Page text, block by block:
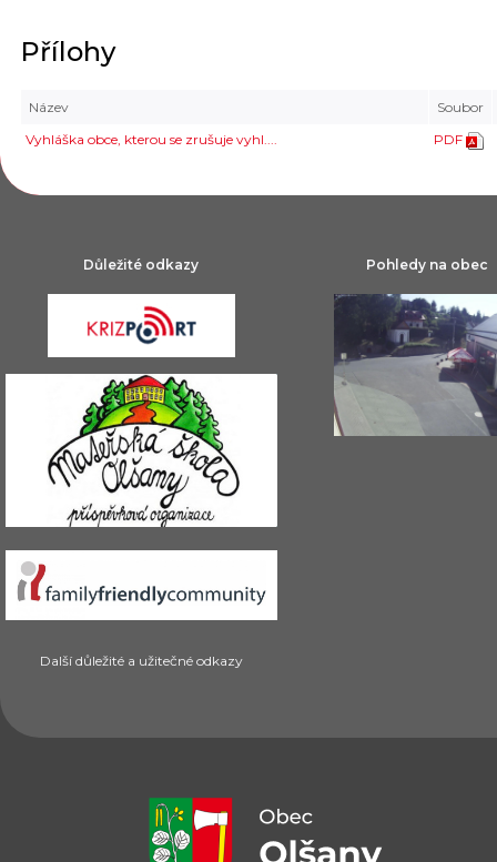
Přílohy
Název
Soubor
Vyhláška obce, kterou se zrušuje vyhl....
PDF
Důležité odkazy
Další důležité a užitečné odkazy
Pohledy na obec